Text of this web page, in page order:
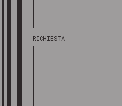
RICHIESTA